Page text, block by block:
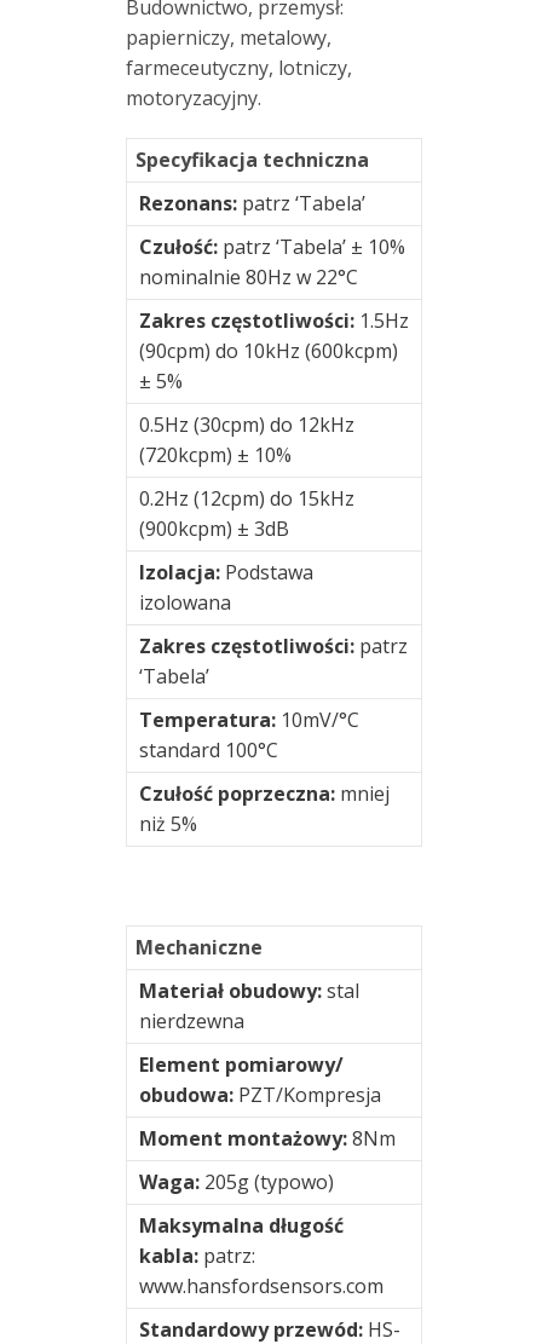
magnetyczne
połączeniowe
podłączeniowe
Budownictwo, przemysł:
papierniczy, metalowy,
farmeceutyczny, lotniczy,
motoryzacyjny.
Specyfikacja techniczna
Rezonans: patrz ‘Tabela’
Czułość: patrz ‘Tabela’ ± 10%
nominalnie 80Hz w 22°C
Zakres częstotliwości: 1.5Hz
(90cpm) do 10kHz (600kcpm)
± 5%
0.5Hz (30cpm) do 12kHz
(720kcpm) ± 10%
0.2Hz (12cpm) do 15kHz
(900kcpm) ± 3dB
Izolacja: Podstawa
izolowana
Zakres częstotliwości: patrz
‘Tabela’
Temperatura: 10mV/°C
standard 100°C
Czułość poprzeczna: mniej
niż 5%
Mechaniczne
Materiał obudowy:stal
nierdzewna
Element pomiarowy/
obudowa: PZT/Kompresja
Moment montażowy:8Nm
Waga: 205g (typowo)
Maksymalna długość
kabla: patrz:
www.hansfordsensors.com
Standardowy przewód: HS-